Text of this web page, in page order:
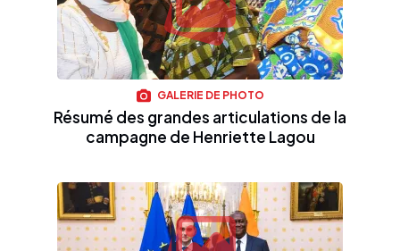
GALERIE DE PHOTO
Résumé des grandes articulations de la
campagne de Henriette Lagou